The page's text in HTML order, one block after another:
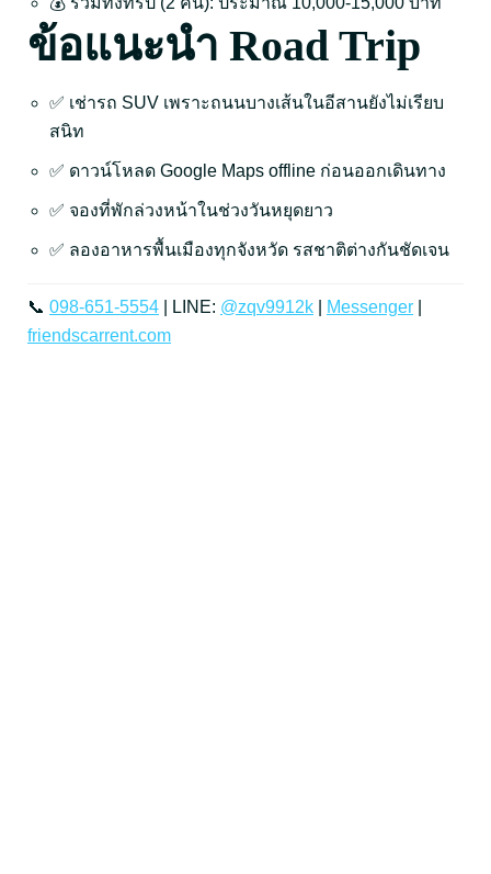
ข้อแนะนำ Road Trip
✅ เช่ารถ SUV เพราะถนนบางเส้นในอีสานยังไม่เรียบ
สนิท
✅ ดาวน์โหลด Google Maps offline ก่อนออกเดินทาง
✅ จองที่พักล่วงหน้าในช่วงวันหยุดยาว
✅ ลองอาหารพื้นเมืองทุกจังหวัด รสชาติต่างกันชัดเจน
📞 098-651-5554 | LINE: @zqv9912k Messenger
friendscarrent.com